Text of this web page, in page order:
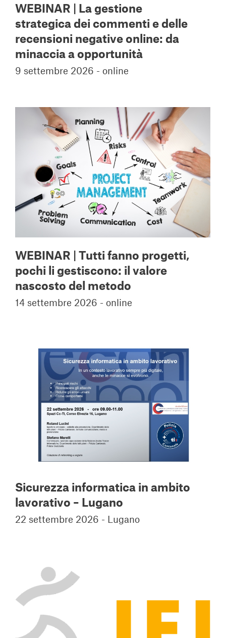
WEBINAR | La gestione
strategica dei commenti e delle
recensioni negative online: da
minaccia a opportunità
9 settembre 2026 - online
WEBINAR | Tutti fanno progetti,
pochi li gestiscono: il valore
nascosto del metodo
14 settembre 2026 - online
Sicurezza informatica in ambito
lavorativo – Lugano
22 settembre 2026 - Lugano